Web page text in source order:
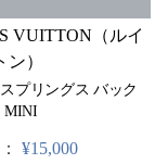
VUITTON（ルイ
ン）
プリングス バック
MINI
¥15,000